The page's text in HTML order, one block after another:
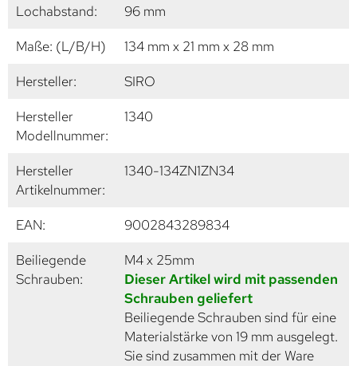
Lochabstand:
96 mm
Maße: (L/B/H)
134 mm x 21 mm x 28 mm
Hersteller:
SIRO
Hersteller
Modellnummer:
1340
Hersteller
Artikelnummer:
1340-134ZN1ZN34
EAN:
9002843289834
Beiliegende
Schrauben:
M4 x 25mm
Dieser Artikel wird mit passenden
Schrauben geliefert
Beiliegende Schrauben sind für eine
Materialstärke von 19 mm ausgelegt.
Sie sind zusammen mit der Ware